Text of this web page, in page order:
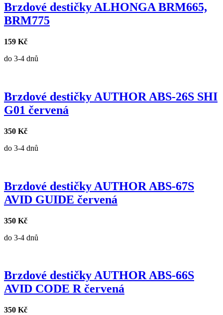
Brzdové destičky ALHONGA BRM665,
BRM775
159 Kč
do 3-4 dnů
Brzdové destičky AUTHOR ABS-26S SHI
G01 červená
350 Kč
do 3-4 dnů
Brzdové destičky AUTHOR ABS-67S
AVID GUIDE červená
350 Kč
do 3-4 dnů
Brzdové destičky AUTHOR ABS-66S
AVID CODE R červená
350 Kč